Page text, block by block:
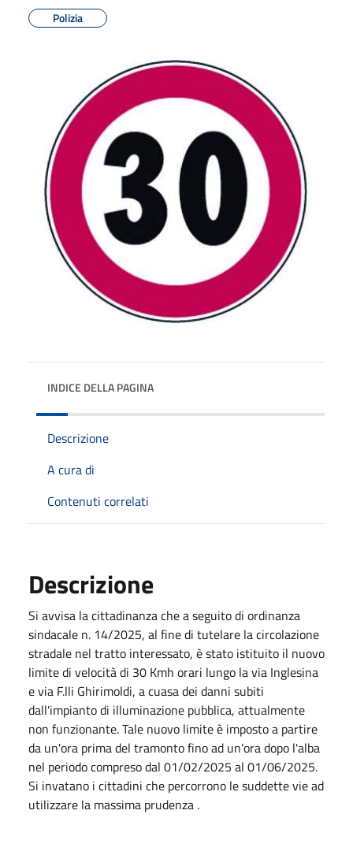
Polizia
INDICE DELLA PAGINA
Descrizione
A cura di
Contenuti correlati
Descrizione
Si avvisa la cittadinanza che a seguito di ordinanza
sindacale n. 14/2025, al fine di tutelare la circolazione
stradale nel tratto interessato, è stato istituito il nuovo
limite di velocità di 30 Kmh orari lungo la via Inglesina
e via F.lli Ghirimoldi, a cuasa dei danni subiti
dall'impianto di illuminazione pubblica, attualmente
non funzionante. Tale nuovo limite è imposto a partire
da un'ora prima del tramonto fino ad un'ora dopo l'alba
nel periodo compreso dal 01/02/2025 al 01/06/2025.
Si invatano i cittadini che percorrono le suddette vie ad
utilizzare la massima prudenza .